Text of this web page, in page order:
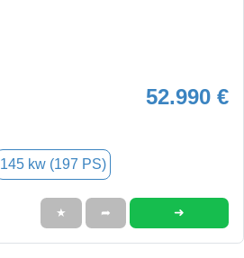
52.990 €
145 kw (197 PS)
★ ➦ ➜